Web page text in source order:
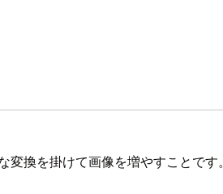
換を掛けて画像を増やすことです。